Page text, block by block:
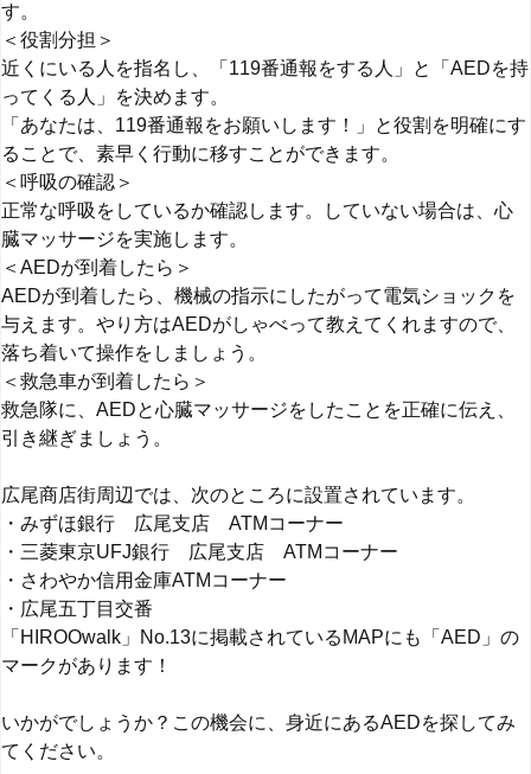
す。
＜役割分担＞
近くにいる人を指名し、「119番通報をする人」と「AEDを持
ってくる人」を決めます。
「あなたは、119番通報をお願いします！」と役割を明確にす
ることで、素早く行動に移すことができます。
＜呼吸の確認＞
正常な呼吸をしているか確認します。していない場合は、心
臓マッサージを実施します。
＜AEDが到着したら＞
AEDが到着したら、機械の指示にしたがって電気ショックを
与えます。やり方はAEDがしゃべって教えてくれますので、
落ち着いて操作をしましょう。
＜救急車が到着したら＞
救急隊に、AEDと心臓マッサージをしたことを正確に伝え、
引き継ぎましょう。
広尾商店街周辺では、次のところに設置されています。
・みずほ銀行 広尾支店 ATMコーナー
・三菱東京UFJ銀行 広尾支店 ATMコーナー
・さわやか信用金庫ATMコーナー
・広尾五丁目交番
「HIROOwalk」No.13に掲載されているMAPにも「AED」の
マークがあります！
いかがでしょうか？この機会に、身近にあるAEDを探してみ
てください。